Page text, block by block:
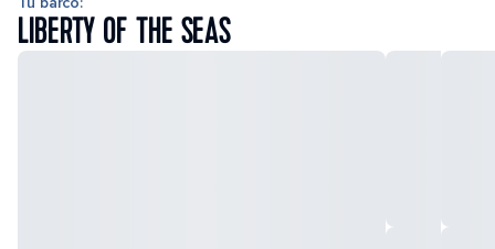
LIBERTY OF THE SEAS